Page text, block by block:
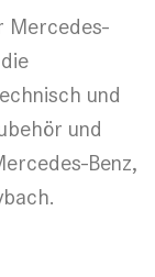
Mercedes-
und
und
Benz,